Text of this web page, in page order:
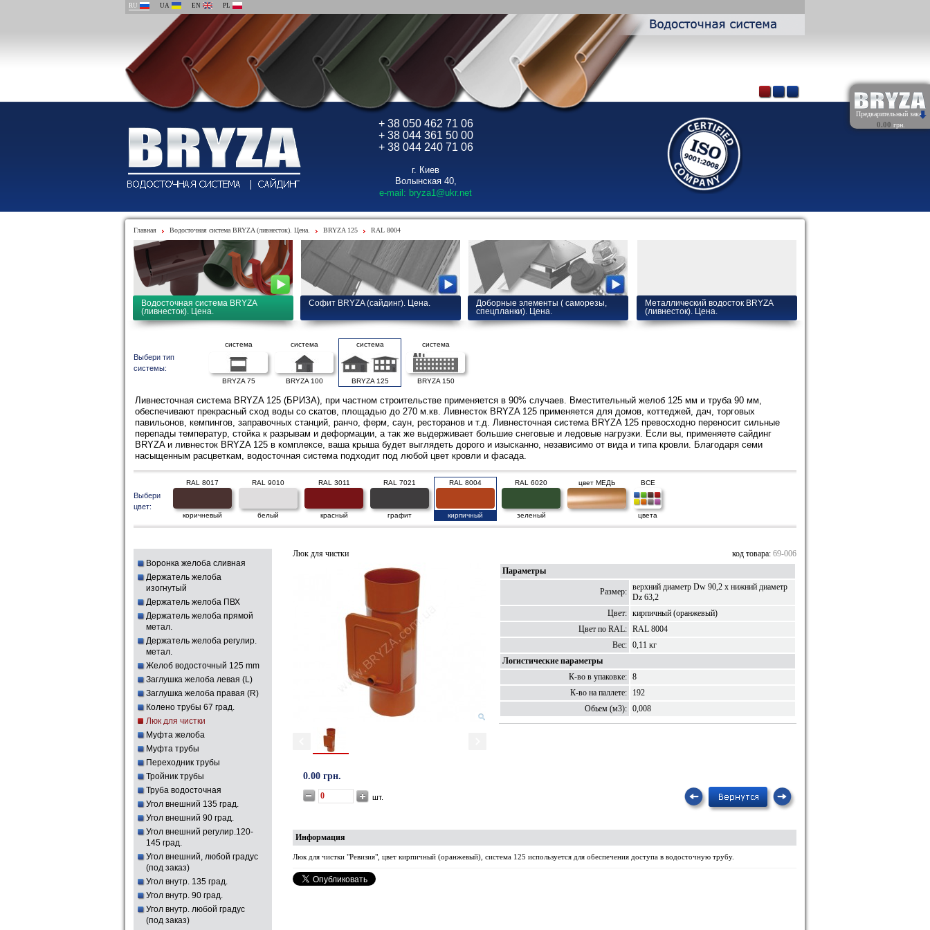
RU UA EN PL
+ 38 050 462 71 06
+ 38 044 361 50 00
+ 38 044 240 71 06
г. Киев
Волынская 40,
e-mail: bryza1@ukr.net
Главная Водосточная система BRYZA (ливнесток). Цена. BRYZA 125 RAL 8004
Водосточная система BRYZA
(ливнесток). Цена.
Софит BRYZA (сайдинг). Цена.
Доборные элементы ( саморезы,
спецпланки). Цена.
Металлический водосток BRYZA
(ливнесток). Цена.
Выбери тип
системы:
система
BRYZA 75
система
BRYZA 100
система
BRYZA 125
система
BRYZA 150
Ливнесточная система BRYZA 125 (БРИЗА), при частном строительстве применяется в 90% случаев. Вместительный желоб 125 мм и труба 90 мм,
обеспечивают прекрасный сход воды со скатов, площадью до 270 м.кв. Ливнесток BRYZA 125 применяется для домов, коттеджей, дач, торговых
павильонов, кемпингов, заправочных станций, ранчо, ферм, саун, ресторанов и т.д. Ливнесточная система BRYZA 125 превосходно переносит сильные
перепады температур, стойка к разрывам и деформации, а так же выдерживает большие снеговые и ледовые нагрузки. Если вы, применяете сайдинг
BRYZA и ливнесток BRYZA 125 в комплексе, ваша крыша будет выглядеть дорого и изысканно, независимо от вида и типа кровли. Благодаря семи
насыщенным расцветкам, водосточная система подходит под любой цвет кровли и фасада.
Выбери
цвет:
RAL 8017
коричневый
RAL 9010
белый
RAL 3011
красный
RAL 7021
графит
RAL 8004
кирпичный
RAL 6020
зеленый
цвет МЕДЬ ВСЕ
цвета
Воронка желоба сливная
Держатель желоба
изогнутый
Держатель желоба ПВХ
Держатель желоба прямой
метал.
Держатель желоба регулир.
метал.
Желоб водосточный 125 mm
Заглушка желоба левая (L)
Заглушка желоба правая (R)
Колено трубы 67 град.
Люк для чистки
Муфта желоба
Муфта трубы
Переходник трубы
Тройник трубы
Труба водосточная
Угол внешний 135 град.
Угол внешний 90 град.
Угол внешний регулир.120-
145 град.
Угол внешний, любой градус
(под заказ)
Угол внутр. 135 град.
Угол внутр. 90 град.
Угол внутр. любой градус
(под заказ)
Люк для чистки код товара: 69-006
Параметры
Размер: верхний диаметр Dw 90,2 x нижний диаметр
Dz 63,2
Цвет: кирпичный (оранжевый)
Цвет по RAL: RAL 8004
Вес: 0,11 кг
Логистические параметры
К-во в упаковке: 8
К-во на паллете:
192
Обьем (м3): 0,008
0.00 грн.
шт.
Информация
Люк для чистки "Ревизия", цвет кирпичный (оранжевый), система 125 используется для обеспечения доступа в водосточную трубу.
Предварительный заказ
0.00 грн.